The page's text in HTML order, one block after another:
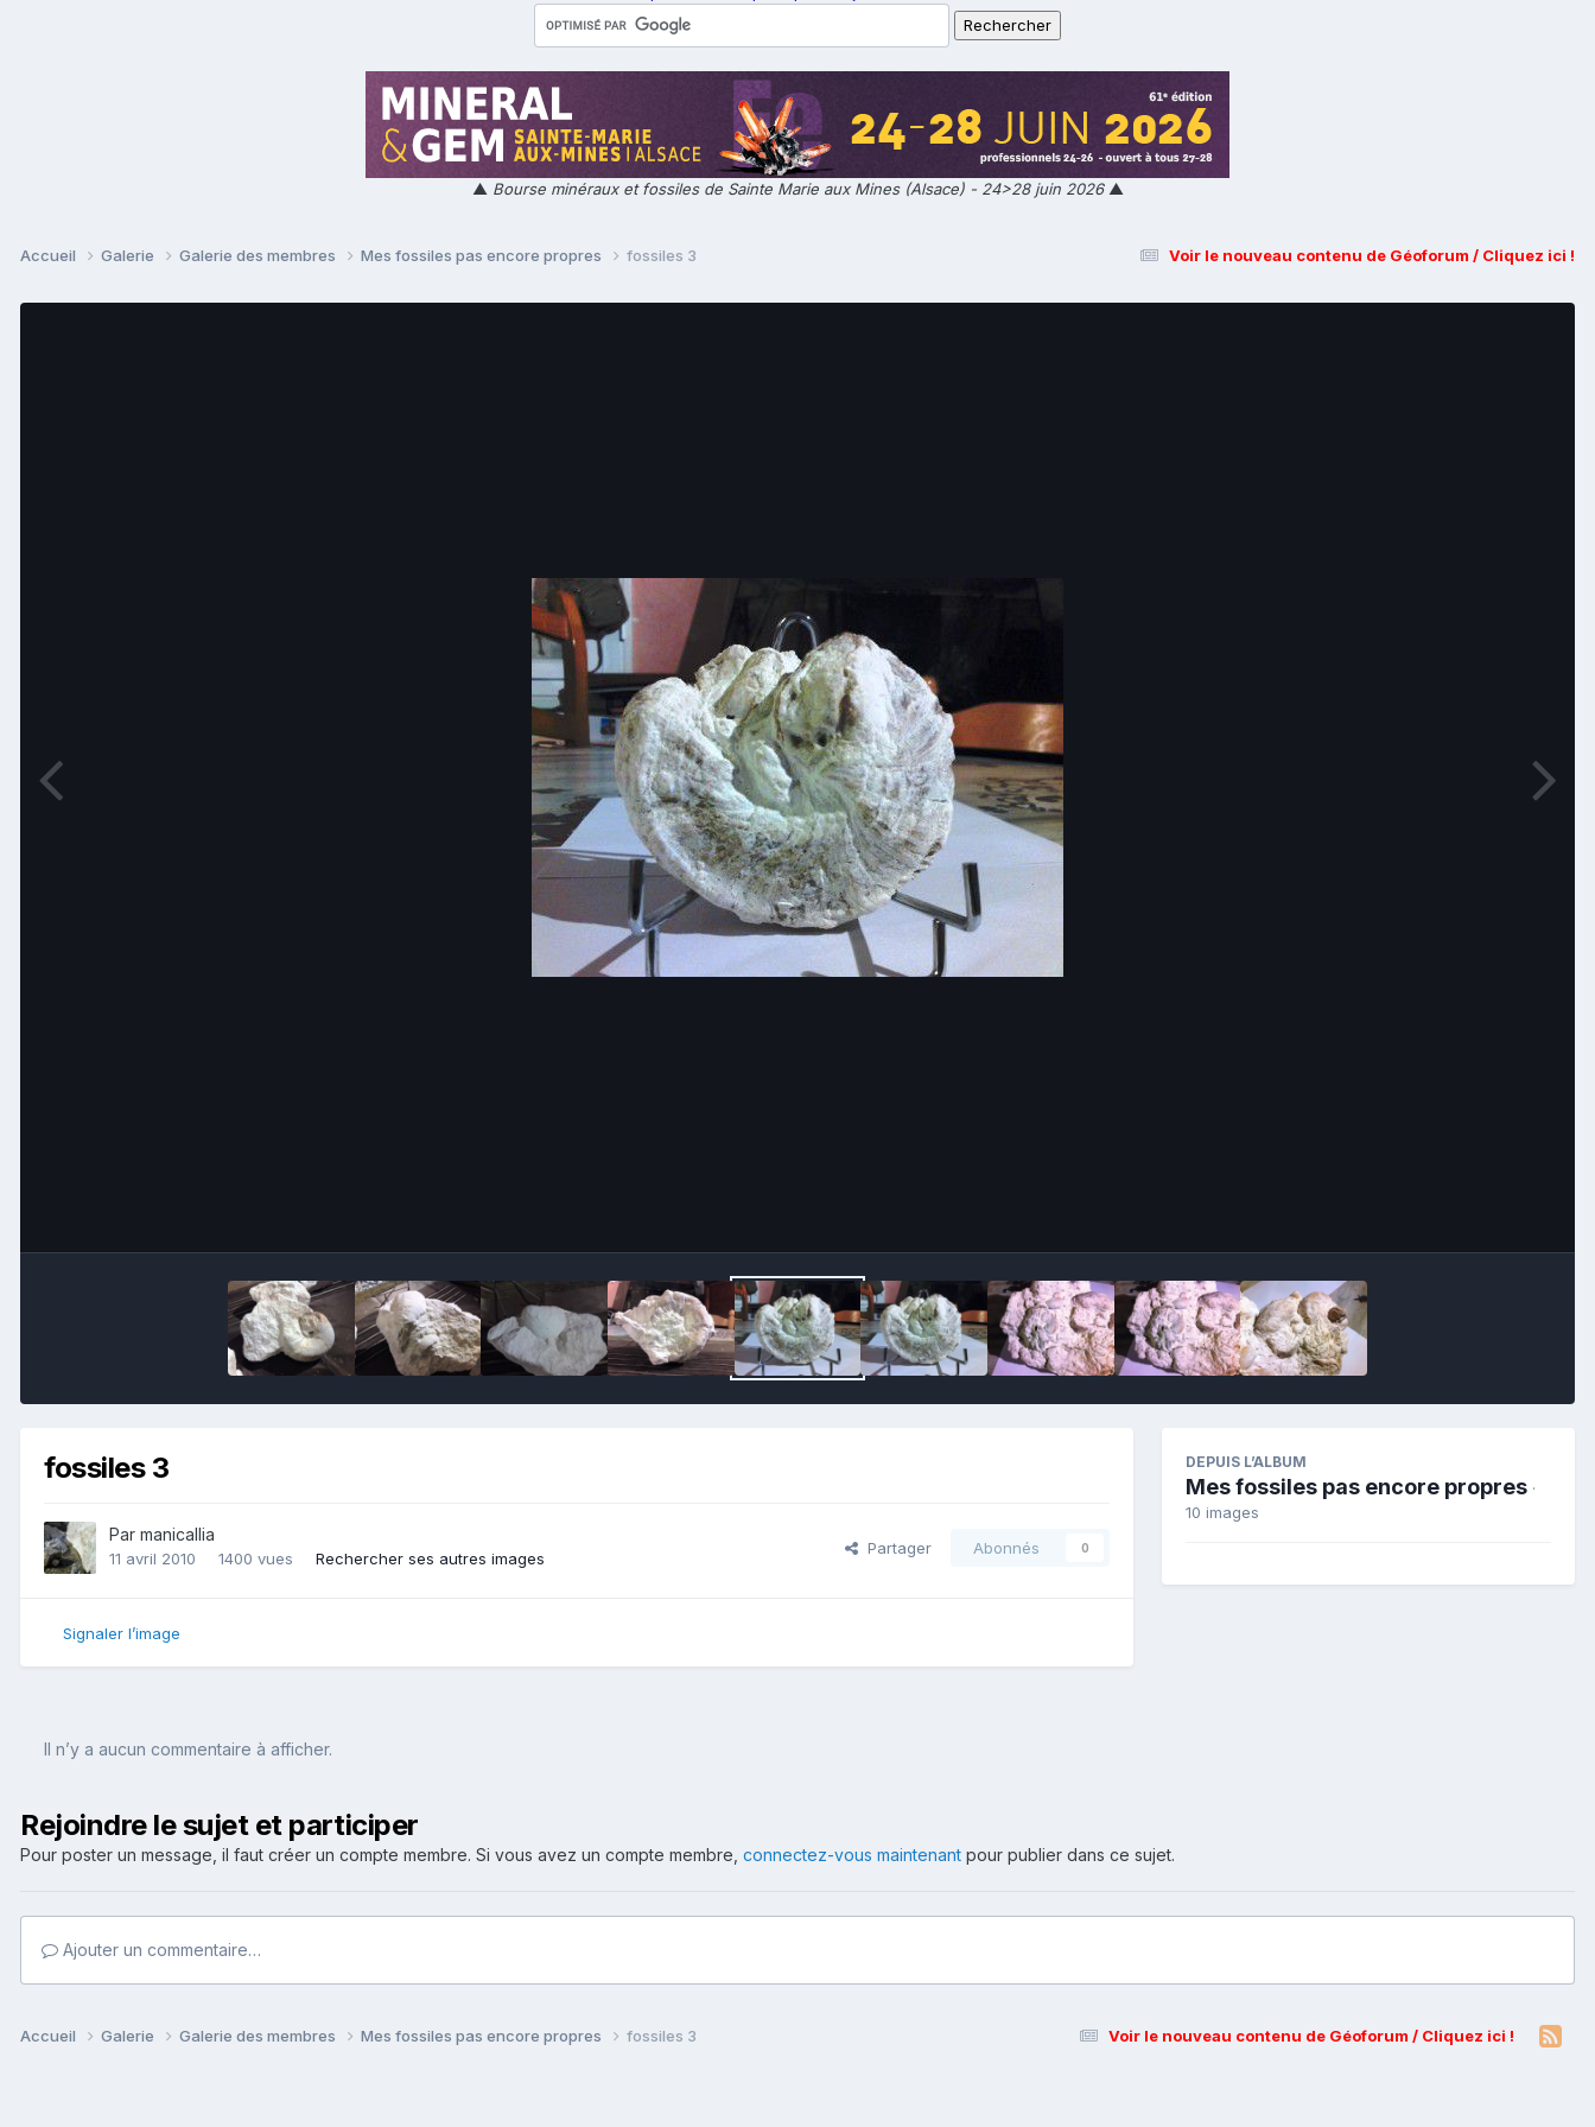
▲ Bourse minéraux et fossiles de Sainte Marie aux Mines (Alsace) - 24>28 juin 2026▲
Voir le nouveau contenu de Géoforum / Cliquez ici !
Accueil Galerie Galerie des membres Mes fossiles pas encore propres fossiles 3
fossiles 3
Par manicallia
11 avril 2010 1400 vues Rechercher ses autres images
Partager Abonnés 0
Signaler l’image
DEPUIS L’ALBUM
Mes fossiles pas encore propres ·
10 images
Il n’y a aucun commentaire à afficher.
Rejoindre le sujet et participer
Pour poster un message, il faut créer un compte membre. Si vous avez un compte membre, connectez-vous maintenant pour publier dans ce sujet.
Ajouter un commentaire…
Voir le nouveau contenu de Géoforum / Cliquez ici !
Accueil Galerie Galerie des membres Mes fossiles pas encore propres fossiles 3